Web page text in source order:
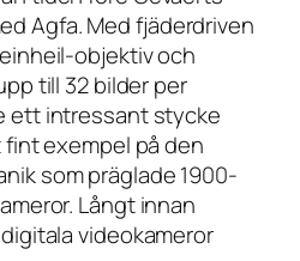
Agfa. Med fjäderdriven
objektiv och
till 32 bilder per
ett intressant stycke
exempel på den
som präglade 1900-
Långt innan
videokameror